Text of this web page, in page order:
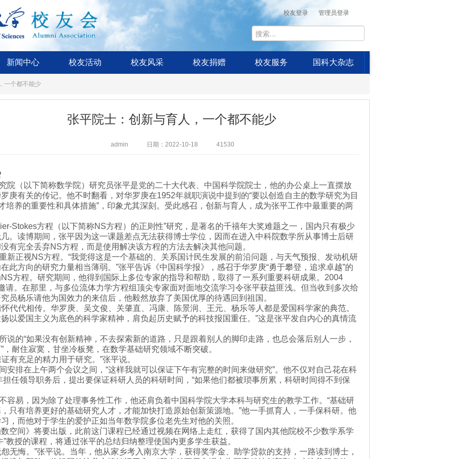
校友登录 管理员登录
新闻中心 校友活动 校友风采 校友捐赠 校友服务 国科大杂志
一个都不能少
张平院士：创新与育人，一个都不能少
admin 日期：2022-10-18 41530
（以下简称数学院）研究员张平是党的二十大代表、中国科学院院士，他的办公桌上一直摆放
庚有关的传记。他不时翻看，对华罗庚在1952年就职演说中提到的“要以创造自主的数学研究为目
培养的重要性和具体措施”，印象尤其深刻。受此感召，创新与育人，成为张平工作中最重要的两
Stokes方程（以下简称NS方程）的正则性”研究，是著名的千禧年大奖难题之一，国内只有极少
。读博期间，张平因为这一课题差点无法获得博士学位，因而在进入中科院数学所从事博士后研
有完全丢弃NS方程，而是使用解决该方程的方法去解决其他问题。
正视NS方程。“我觉得这是一个基础的、关系国计民生发展的前沿问题，与天气预报、发动机研
此方向的研究力量相当薄弱。”张平告诉《中国科学报》，感召于华罗庚“勇于攀登，追求卓越”的
方程。研究期间，他得到国际上多位专家的指导和帮助，取得了一系列重要科研成果。2004
请。在那里，与多位流体力学方程组顶尖专家面对面地交流学习令张平获益匪浅。但当收到多次给
员杨乐请他为国效力的来信后，他毅然放弃了美国优厚的待遇回到祖国。
代相传。华罗庚、吴文俊、关肇直、冯康、陈景润、王元、杨乐等人都是爱国科学家的典范。
以爱国主义为底色的科学家精神，肩负起历史赋予的科技报国重任。”这是张平发自内心的真情流
的“如果没有创新精神，不去探索新的道路，只是跟着别人的脚印走路，也总会落后别人一步，
耐住寂寞，甘坐冷板凳，在数学基础研究领域不断突破。
充足的精力用于研究。”张平说。
排在上午两个会议之间，“这样我就可以保证下午有完整的时间来做研究”。他不仅对自己花在科
任领导职务后，提出要保证科研人员的科研时间，“如果他们都被琐事所累，科研时间得不到保
易，因为除了处理事务性工作，他还肩负着中国科学院大学本科与研究生的教学工作。“基础研
只有培养更好的基础研究人才，才能加快打造原始创新策源地。”他一手抓育人，一手保科研。他
，而他对于学生的爱护正如当年数学院多位老先生对他的关照。
空间》将要出版，此前这门课程已经通过视频在网络上走红，获得了国内其他院校不少数学系学
教授的课程，将通过张平的总结归纳整理使国内更多学生获益。
悔。”张平说。当年，他从家乡考入南京大学，获得奖学金、助学贷款的支持，一路读到博士，